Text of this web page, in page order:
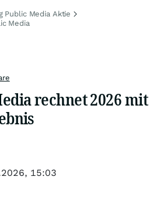
Public Media Aktie
Media
rechnet 2026 mit
15:03